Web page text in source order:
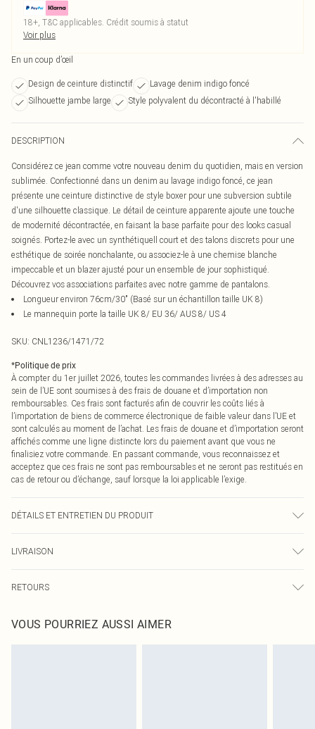
18+, T&C applicables. Crédit soumis à statut
Voir plus
En un coup d’œil
Design de ceinture distinctif
Lavage denim indigo foncé
Silhouette jambe large
Style polyvalent du décontracté à l'habillé
DESCRIPTION
Considérez ce jean comme votre nouveau denim du quotidien, mais en version
sublimée. Confectionné dans un denim au lavage indigo foncé, ce jean
présente une ceinture distinctive de style boxer pour une subversion subtile
d'une silhouette classique. Le détail de ceinture apparente ajoute une touche
de modernité décontractée, en faisant la base parfaite pour des looks casual
soignés. Portez-le avec un synthétiquell court et des talons discrets pour une
esthétique de soirée nonchalante, ou associez-le à une chemise blanche
impeccable et un blazer ajusté pour un ensemble de jour sophistiqué.
Découvrez vos associations parfaites avec notre gamme de pantalons.
Longueur environ 76cm/30" (Basé sur un échantillon taille UK 8)
Le mannequin porte la taille UK 8/ EU 36/ AUS 8/ US 4
SKU: CNL1236/1471/72
*Politique de prix
À compter du 1er juillet 2026, toutes les commandes livrées à des adresses au
sein de l’UE sont soumises à des frais de douane et d’importation non
remboursables. Ces frais sont facturés afin de couvrir les coûts liés à
l’importation de biens de commerce électronique de faible valeur dans l’UE et
sont calculés au moment de l’achat. Les frais de douane et d’importation seront
affichés comme une ligne distincte lors du paiement avant que vous ne
finalisiez votre commande. En passant commande, vous reconnaissez et
acceptez que ces frais ne sont pas remboursables et ne seront pas restitués en
cas de retour ou d’échange, sauf lorsque la loi applicable l’exige.
DÉTAILS ET ENTRETIEN DU PRODUIT
LIVRAISON
Livraison express France
Jusqu'à 2-3 jours ouvrables
RETOURS
pour nous retourner un article.
Veuillez noter que nous ne pouvons pas rembourser les masques tendance, les
VOUS POURRIEZ AUSSI AIMER